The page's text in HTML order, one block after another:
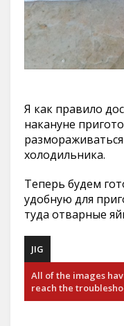
Я как правило
накануне
холодильника.
Теперь будем
удобную для
туда отварные
JIG
All of the images
reach the